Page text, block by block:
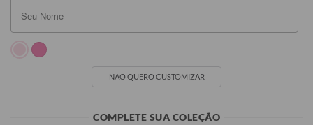
NÃO QUERO CUSTOMIZAR
COMPLETE SUA COLEÇÃO